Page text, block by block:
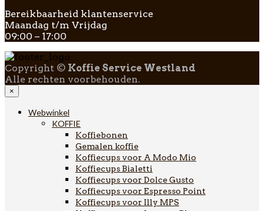
Bereikbaarheid klantenservice
Maandag t/m Vrijdag
09:00 – 17:00
Copyright © Koffie Service Westland
Alle rechten voorbehouden.
×
Webwinkel
KOFFIE
Koffiebonen
Gemalen koffie
Koffiecups voor A Modo Mio
Koffiecups Bialetti
Koffiecups voor Dolce Gusto
Koffiecups voor Espresso Point
Koffiecups voor Illy MPS